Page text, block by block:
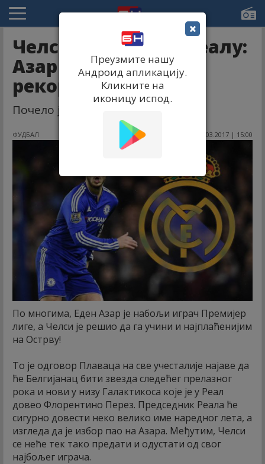
Челсијев одговор Реалу:
Азар руши Погбин
рекорд!
Почело је. . .
ФУДБАЛ 31.03.2017 | 15:00
По многима, Еден Азар је набољи играч Премијер
лиге, а Челси је решио да га учини и најплаћенијим
на Острву!
То је одговор Плаваца на све учесталије најаве да
ће Белгијанац бити звезда следећег прелазног
рока и нови у низу Галактикоса које је у Реал
довео Флорентино Перез. Председник Реала ће
сигурно довести неко велико име наредног лета, а
изгледа да је избор пао на Азара. Међутим, Челси
се неће тек тако предати и одустати од свог
најбољег играча.
×
Преузмите нашу
Андроид апликацију.
Кликните на
иконицу испод.